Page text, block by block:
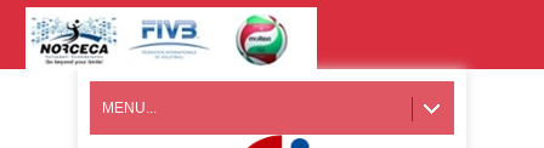
MENU...